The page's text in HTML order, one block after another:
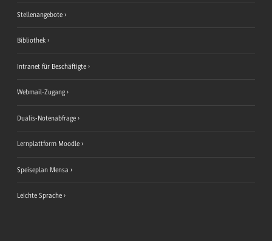
Stellenangebote
Bibliothek
Intranet für Beschäftigte
Webmail-Zugang
Dualis-Notenabfrage
Lernplattform Moodle
Speiseplan Mensa
Leichte Sprache